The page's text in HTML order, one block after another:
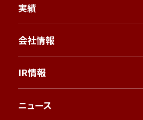
実績
会社情報
IR情報
ニュース